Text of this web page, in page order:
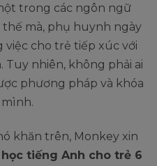
trong các ngôn ngữ
thế mà, phụ huynh ngày
cho trẻ tiếp xúc với
Tuy nhiên, không phải ai
phương pháp và khóa
khăn trên, Monkey xin
tiếng Anh cho trẻ 6